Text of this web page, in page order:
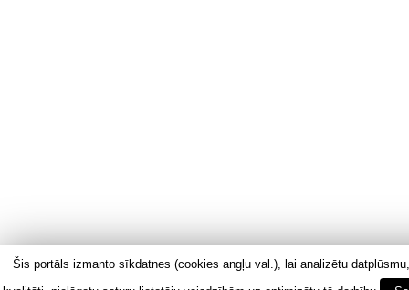
Šis portāls izmanto sīkdatnes (cookies angļu val.), lai analizētu